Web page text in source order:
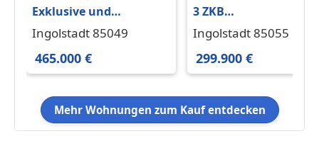
Exklusive und
neuwertige 3 ZKB
Balkon
Ingolstadt 85049
465.000 €
3 ZKB
Erdgeschosswohnung
Audi
Ingolstadt 85055
299.900 €
Mehr Wohnungen zum Kauf entdecken